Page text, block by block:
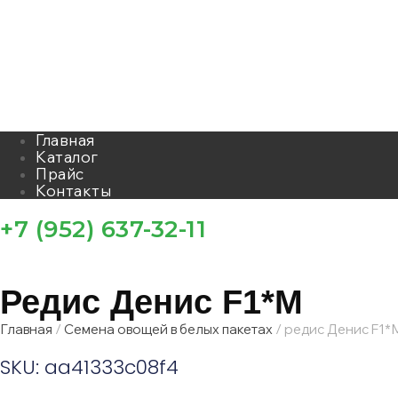
Главная
Каталог
Прайс
Контакты
+7 (952) 637-32-11
Редис Денис F1*М
Главная / Семена овощей в белых пакетах / редис Денис
SKU: aa41333c08f4